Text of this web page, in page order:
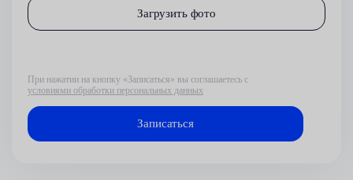
Загрузить фото
При нажатии на кнопку «Записаться» вы соглашаетесь с
условиями обработки персональных данных